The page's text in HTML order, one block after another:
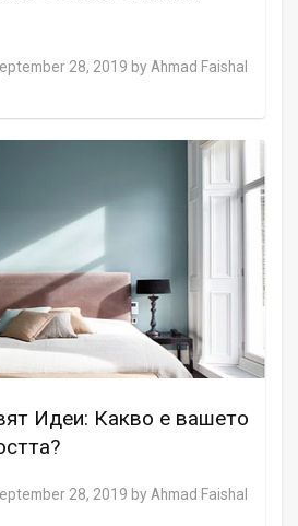
28, 2019 by Ahmad Faishal
Идеи: Какво е вашето
28, 2019 by Ahmad Faishal